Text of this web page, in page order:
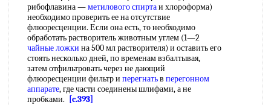
рибофлавина —метилового спиртаи хлороформа)
необходимо проверить ее на отсутствие
флюоресценции. Если она есть, то необходимо
обработать растворитель животным углем (1—2
чайные ложки на 500 мл растворителя) и оставить его
стоять несколько дней, по временам взбалтывая,
затем отфильтровать через не дающий
флюоресценции фильтр и перегнатьв перегонном
аппарате, где части соединены шлифами, а не
пробками.
[c.393]